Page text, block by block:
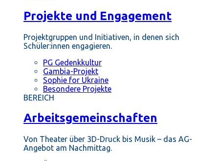
Projekte und Engagement
Projektgruppen und Initiativen, in denen sich
Schüler:innen engagieren.
PG Gedenkkultur
Gambia-Projekt
Sophie for Ukraine
Besondere Projekte
BEREICH
Arbeitsgemeinschaften
Von Theater über 3D-Druck bis Musik – das AG-
Angebot am Nachmittag.